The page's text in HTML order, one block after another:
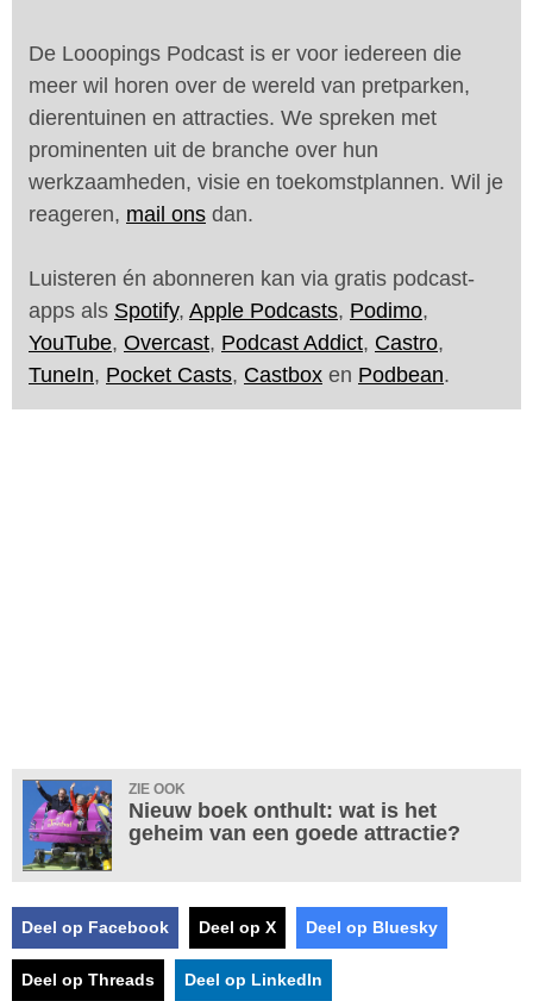
De Looopings Podcast is er voor iedereen die
meer wil horen over de wereld van pretparken,
dierentuinen en attracties. We spreken met
prominenten uit de branche over hun
werkzaamheden, visie en toekomstplannen. Wil je
reageren, mail ons dan.
Luisteren én abonneren kan via gratis podcast-
apps als Spotify, Apple Podcasts, Podimo,
YouTube, Overcast, Podcast Addict, Castro,
TuneIn, Pocket Casts, Castbox en Podbean.
ZIE OOK
Nieuw boek onthult: wat is het
geheim van een goede attractie?
Deel op Facebook Deel op X Deel op Bluesky
Deel op Threads Deel op LinkedIn